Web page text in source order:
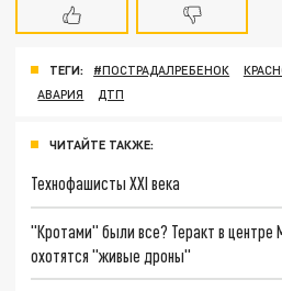
ТЕГИ: #ПОСТРАДАЛРЕБЕНОК
АВАРИЯ
ДТП
ЧИТАЙТЕ ТАКЖЕ:
Технофашисты XXI века
"Кротами" были все? Теракт в центре
охотятся "живые дроны"